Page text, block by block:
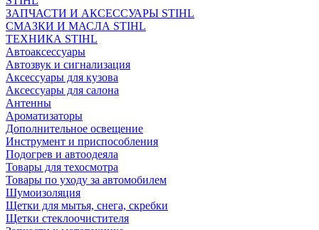
ЗАПЧАСТИ И АКСЕССУАРЫ STIHL
СМАЗКИ И МАСЛА STIHL
ТЕХНИКА STIHL
Автоаксессуары
Автозвук и сигнализация
Аксессуары для кузова
Аксессуары для салона
Антенны
Ароматизаторы
Дополнительное освещение
Инструмент и приспособления
Подогрев и автоодеяла
Товары для техосмотра
Товары по уходу за автомобилем
Шумоизоляция
Щетки для мытья, снега, скребки
Щетки стеклоочистителя